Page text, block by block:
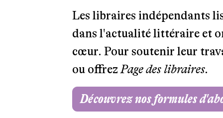
Les libraires indépendants
dans l'actualité littéraire et
cœur. Pour soutenir leur
ou offrezPage des libraires.
Découvrez nos formules